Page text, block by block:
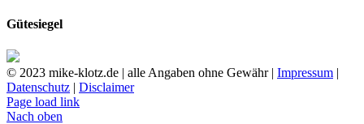
Gütesiegel
© 2023 mike-klotz.de | alle Angaben ohne Gewähr | Impressum |
Datenschutz | Disclaimer
Page load link
Nach oben